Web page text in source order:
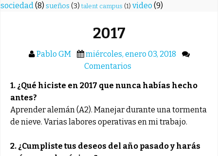
sociedad(8) sueños (3) talent campus (1) video (9)
2017
Pablo GM
miércoles, enero 03, 2018
Comentarios
1. ¿Qué hiciste en 2017 que nunca habías hecho
antes?
Aprender alemán (A2). Manejar durante una tormenta
de nieve. Varias labores operativas en mi trabajo.
2. ¿Cumpliste tus deseos del año pasado y harás